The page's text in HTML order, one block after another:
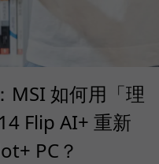
MSI 如何用「理
Flip AI+ 重新
PC？